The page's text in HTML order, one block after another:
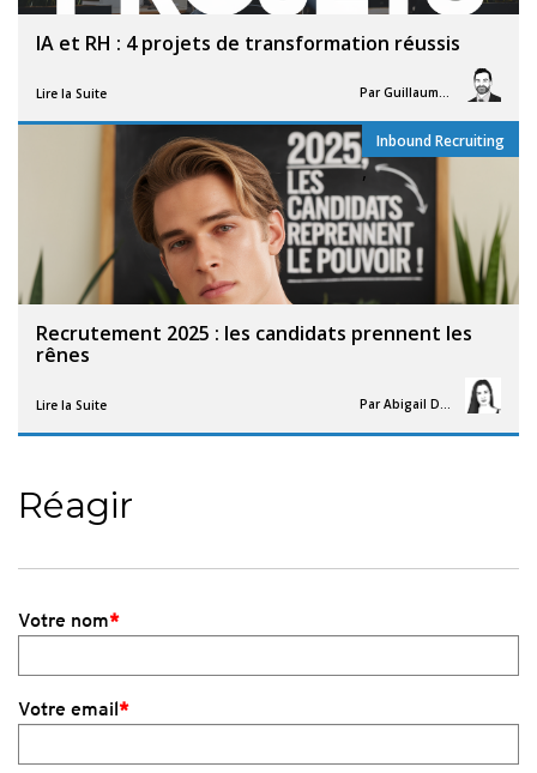
IA et RH : 4 projets de transformation réussis
Lire la Suite Par Guillaume Vigneron
Recrutement 2025 : les candidats prennent les
rênes
Lire la Suite Par Abigail Davies
Inbound Recruiting
,
Réagir
Votre nom*
Votre email*